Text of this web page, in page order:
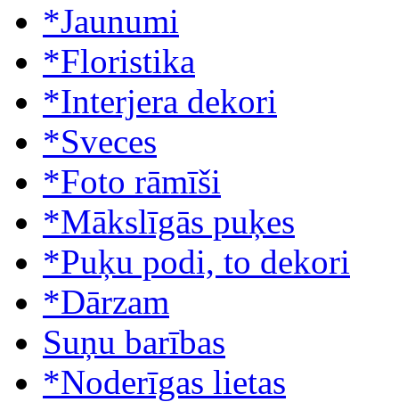
*Jaunumi
*Floristika
*Interjera dekori
*Sveces
*Foto rāmīši
*Mākslīgās puķes
*Puķu podi, to dekori
*Dārzam
Suņu barības
*Noderīgas lietas